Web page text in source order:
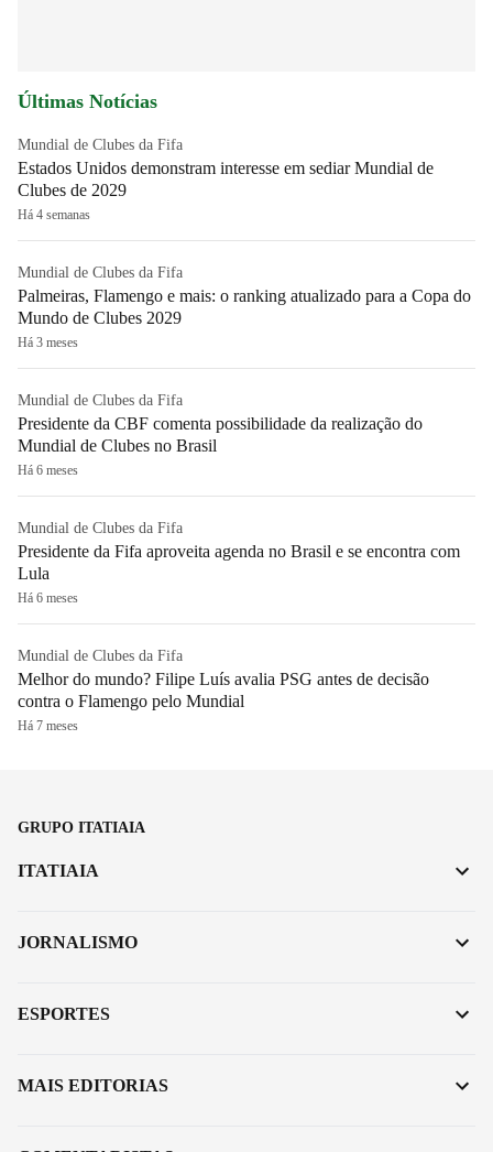
Últimas Notícias
Mundial de Clubes da Fifa
Estados Unidos demonstram interesse em sediar Mundial de
Clubes de 2029
Há 4 semanas
Mundial de Clubes da Fifa
Palmeiras, Flamengo e mais: o ranking atualizado para a Copa do
Mundo de Clubes 2029
Há 3 meses
Mundial de Clubes da Fifa
Presidente da CBF comenta possibilidade da realização do
Mundial de Clubes no Brasil
Há 6 meses
Mundial de Clubes da Fifa
Presidente da Fifa aproveita agenda no Brasil e se encontra com
Lula
Há 6 meses
Mundial de Clubes da Fifa
Melhor do mundo? Filipe Luís avalia PSG antes de decisão
contra o Flamengo pelo Mundial
Há 7 meses
GRUPO ITATIAIA
ITATIAIA
JORNALISMO
ESPORTES
MAIS EDITORIAS